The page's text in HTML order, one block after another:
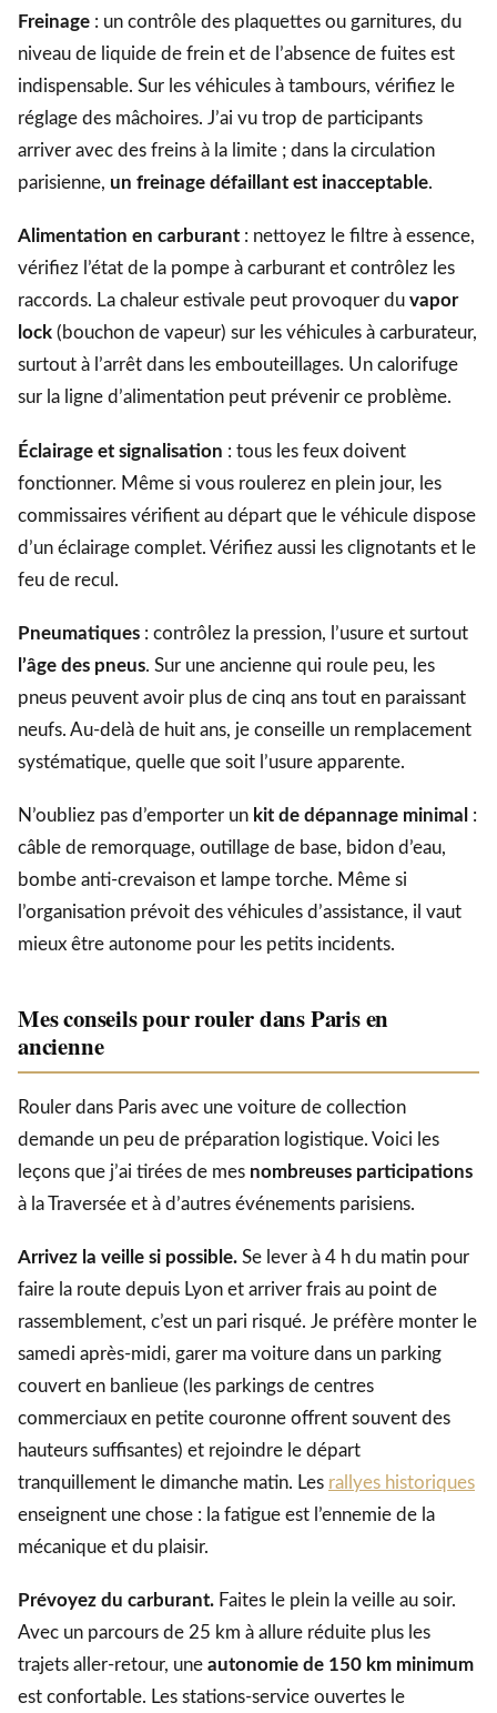
Freinage : un contrôle des plaquettes ou garnitures, du
niveau de liquide de frein et de l’absence de fuites est
indispensable. Sur les véhicules à tambours, vérifiez le
réglage des mâchoires. J’ai vu trop de participants
arriver avec des freins à la limite ; dans la circulation
parisienne, un freinage défaillant est inacceptable.
Alimentation en carburant : nettoyez le filtre à essence,
vérifiez l’état de la pompe à carburant et contrôlez les
raccords. La chaleur estivale peut provoquer du vapor
lock (bouchon de vapeur) sur les véhicules à carburateur,
surtout à l’arrêt dans les embouteillages. Un calorifuge
sur la ligne d’alimentation peut prévenir ce problème.
Éclairage et signalisation : tous les feux doivent
fonctionner. Même si vous roulerez en plein jour, les
commissaires vérifient au départ que le véhicule dispose
d’un éclairage complet. Vérifiez aussi les clignotants et le
feu de recul.
Pneumatiques : contrôlez la pression, l’usure et surtout
l’âge des pneus. Sur une ancienne qui roule peu, les
pneus peuvent avoir plus de cinq ans tout en paraissant
neufs. Au-delà de huit ans, je conseille un remplacement
systématique, quelle que soit l’usure apparente.
N’oubliez pas d’emporter un kit de dépannage minimal :
câble de remorquage, outillage de base, bidon d’eau,
bombe anti-crevaison et lampe torche. Même si
l’organisation prévoit des véhicules d’assistance, il vaut
mieux être autonome pour les petits incidents.
Mes conseils pour rouler dans Paris en
ancienne
Rouler dans Paris avec une voiture de collection
demande un peu de préparation logistique. Voici les
leçons que j’ai tirées de mes nombreuses participations
à la Traversée et à d’autres événements parisiens.
Arrivez la veille si possible. Se lever à 4 h du matin pour
faire la route depuis Lyon et arriver frais au point de
rassemblement, c’est un pari risqué. Je préfère monter le
samedi après-midi, garer ma voiture dans un parking
couvert en banlieue (les parkings de centres
commerciaux en petite couronne offrent souvent des
hauteurs suffisantes) et rejoindre le départ
tranquillement le dimanche matin. Les rallyes historiques
enseignent une chose : la fatigue est l’ennemie de la
mécanique et du plaisir.
Prévoyez du carburant. Faites le plein la veille au soir.
Avec un parcours de 25 km à allure réduite plus les
trajets aller-retour, une autonomie de 150 km minimum
est confortable. Les stations-service ouvertes le